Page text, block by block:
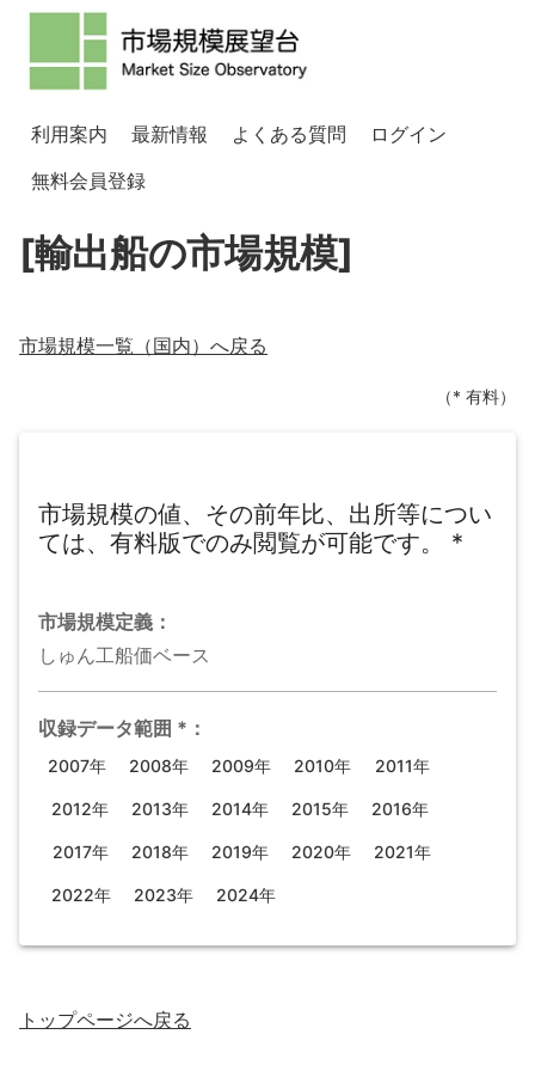
利用案内 最新情報 よくある質問
ログイン
無料会員登録
[輸出船の市場規模]
市場規模一覧（国内）へ戻る
（* 有料）
市場規模の値、その前年比、出所等につい
ては、有料版でのみ閲覧が可能です。
*
市場規模定義：
しゅん工船価ベース
収録データ範囲 * ：
2007年 2008年 2009年 2010年 2011年
2012年 2013年 2014年 2015年 2016年
2017年 2018年 2019年 2020年 2021年
2022年 2023年 2024年
トップページへ戻る